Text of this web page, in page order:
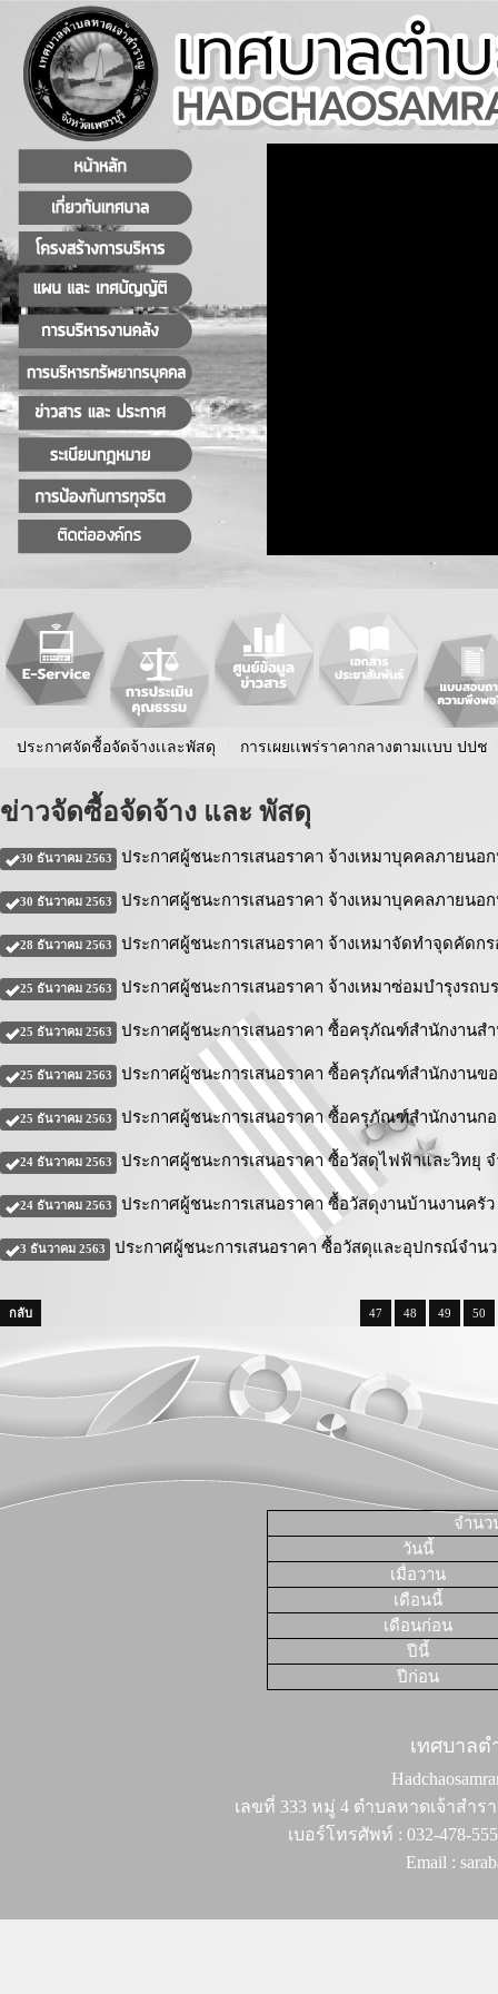
ประกาศจัดชื้อจัดจ้างเเละพัสดุ / การเผยเเพร่ราคากลางตามเเบบ ปปช /
ข่าวจัดซื้อจัดจ้าง และ พัสดุ
30 ธันวาคม 2563 ประกาศผู้ชนะการเสนอราคา จ้างเหมาบุคคลภายนอ
30 ธันวาคม 2563 ประกาศผู้ชนะการเสนอราคา จ้างเหมาบุคคลภายนอ
28 ธันวาคม 2563 ประกาศผู้ชนะการเสนอราคา จ้างเหมาจัดทำจุดคัดกร
25 ธันวาคม 2563 ประกาศผู้ชนะการเสนอราคา จ้างเหมาซ่อมบำรุงรถบ
25 ธันวาคม 2563 ประกาศผู้ชนะการเสนอราคา ซื้อครุภัณฑ์สำนักงานสำ
25 ธันวาคม 2563 ประกาศผู้ชนะการเสนอราคา ซื้อครุภัณฑ์สำนักงานขอ
25 ธันวาคม 2563 ประกาศผู้ชนะการเสนอราคา ซื้อครุภัณฑ์สำนักงานกอ
24 ธันวาคม 2563 ประกาศผู้ชนะการเสนอราคา ซื้อวัสดุไฟฟ้าและวิทยุ จ
24 ธันวาคม 2563 ประกาศผู้ชนะการเสนอราคา ซื้อวัสดุงานบ้านงานครัว
3 ธันวาคม 2563 ประกาศผู้ชนะการเสนอราคา ซื้อวัสดุและอุปกรณ์จำนว
กลับ 47 48 49 50
จำนว
วันนี้
เมื่อวาน
เดือนนี้
เดือนก่อน
ปีนี้
ปีก่อน
เทศบาล
เลขที่ 333 หมู่ 4 ตำบลหาดเจ้าสำร
เบอร์โทรศัพท์ : 032-478-
Email :